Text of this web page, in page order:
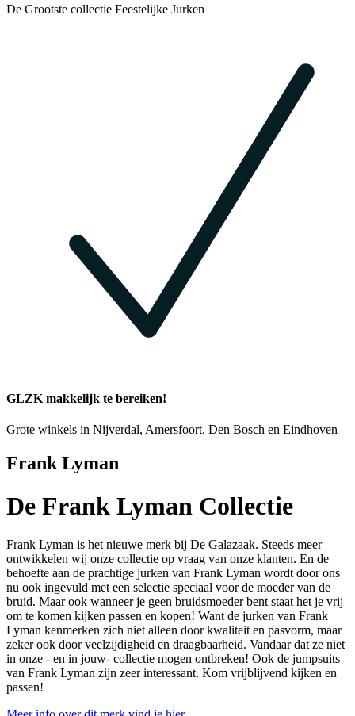
De Grootste collectie Feestelijke Jurken
GLZK makkelijk te bereiken!
Grote winkels in Nijverdal, Amersfoort, Den Bosch en Eindhoven
Frank Lyman
De Frank Lyman Collectie
Frank Lyman is het nieuwe merk bij De Galazaak. Steeds meer
ontwikkelen wij onze collectie op vraag van onze klanten. En de
behoefte aan de prachtige jurken van Frank Lyman wordt door ons
nu ook ingevuld met een selectie speciaal voor de moeder van de
bruid. Maar ook wanneer je geen bruidsmoeder bent staat het je vrij
om te komen kijken passen en kopen! Want de jurken van Frank
Lyman kenmerken zich niet alleen door kwaliteit en pasvorm, maar
zeker ook door veelzijdigheid en draagbaarheid. Vandaar dat ze niet
in onze - en in jouw- collectie mogen ontbreken! Ook de jumpsuits
van Frank Lyman zijn zeer interessant. Kom vrijblijvend kijken en
passen!